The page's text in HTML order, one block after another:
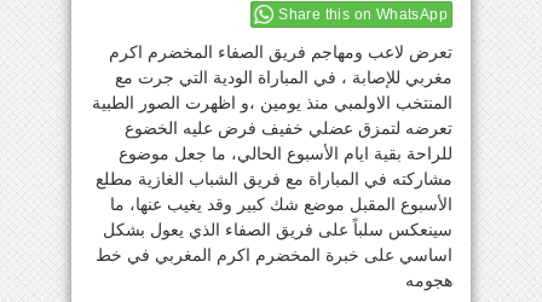
Share this on WhatsApp
تعرض لاعب ومهاجم فريق الصفاء المخضرم اكرم
مغربي للإصابة ، في المباراة الودية التي جرت مع
المنتخب الاولمبي منذ يومين ،و اظهرت الصور الطبية
تعرضه لتمزق عضلي خفيف فرض عليه الخضوع
للراحة بقية ايام الأسبوع الحالي، ما جعل موضوع
مشاركته في المباراة مع فريق الشباب الغازية مطلع
الأسبوع المقبل موضع شك كبير وقد يغيب عنها، ما
سينعكس سلباً على فريق الصفاء الذي يعول بشكل
اساسي على خبرة المخضرم اكرم المغربي في خط
هجومه